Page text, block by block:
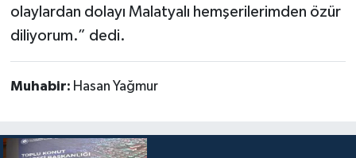
olaylardan dolayı Malatyalı hemşerilerimden özür
diliyorum.” dedi.
Muhabir: Hasan Yağmur